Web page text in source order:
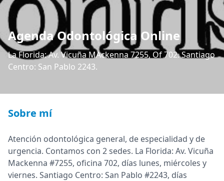
Agenda Odontológica Online
La Florida: Av. Vicuña MAckenna 7255, Of 702. Santiago
Centro: San Pablo 2243.
Sobre mí
Atención odontológica general, de especialidad y de
urgencia. Contamos con 2 sedes. La Florida: Av. Vicuña
Mackenna #7255, oficina 702, días lunes, miércoles y
viernes. Santiago Centro: San Pablo #2243, días